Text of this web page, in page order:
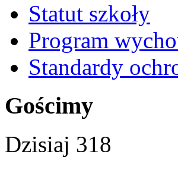
Statut szkoły
Program
Standardy
Gościmy
Dzisiaj 318